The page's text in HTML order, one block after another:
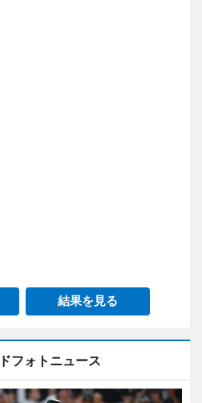
結果を見る
フォトニュース